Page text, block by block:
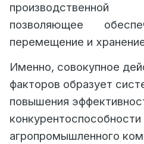
производственной
позволяющее
перемещение и
Именно, совокупное
факторов образует
повышения
агропромышленного